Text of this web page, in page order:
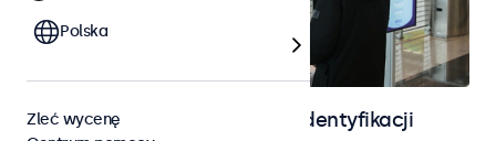
Ekrany do kontroli dostępu i identyfikacji
Polska
Zleć wycenę